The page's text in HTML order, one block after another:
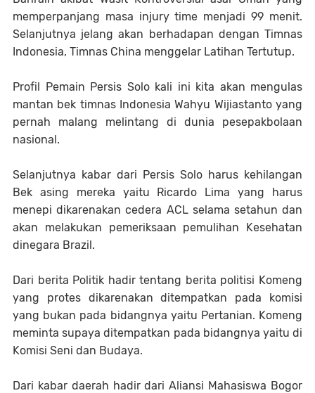
memperpanjang masa injury time menjadi 99 menit.
Selanjutnya jelang akan berhadapan dengan Timnas
Indonesia, Timnas China menggelar Latihan Tertutup.
Profil Pemain Persis Solo kali ini kita akan mengulas
mantan bek timnas Indonesia Wahyu Wijiastanto yang
pernah malang melintang di dunia pesepakbolaan
nasional.
Selanjutnya kabar dari Persis Solo harus kehilangan
Bek asing mereka yaitu Ricardo Lima yang harus
menepi dikarenakan cedera ACL selama setahun dan
akan melakukan pemeriksaan pemulihan Kesehatan
dinegara Brazil.
Dari berita Politik hadir tentang berita politisi Komeng
yang protes dikarenakan ditempatkan pada komisi
yang bukan pada bidangnya yaitu Pertanian. Komeng
meminta supaya ditempatkan pada bidangnya yaitu di
Komisi Seni dan Budaya.
Dari kabar daerah hadir dari Aliansi Mahasiswa Bogor